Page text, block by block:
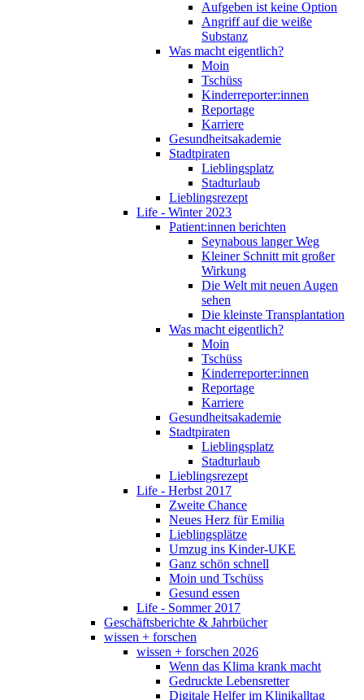
Aufgeben ist keine Option
Angriff auf die weiße
Substanz
Was macht eigentlich?
Moin
Tschüss
Kinderreporter:innen
Reportage
Karriere
Gesundheitsakademie
Stadtpiraten
Lieblingsplatz
Stadturlaub
Lieblingsrezept
Life - Winter 2023
Patient:innen berichten
Seynabous langer Weg
Kleiner Schnitt mit großer
Wirkung
Die Welt mit neuen Augen
sehen
Die kleinste Transplantation
Was macht eigentlich?
Moin
Tschüss
Kinderreporter:innen
Reportage
Karriere
Gesundheitsakademie
Stadtpiraten
Lieblingsplatz
Stadturlaub
Lieblingsrezept
Life - Herbst 2017
Zweite Chance
Neues Herz für Emilia
Lieblingsplätze
Umzug ins Kinder-UKE
Ganz schön schnell
Moin und Tschüss
Gesund essen
Life - Sommer 2017
Geschäftsberichte & Jahrbücher
wissen + forschen
wissen + forschen 2026
Wenn das Klima krank macht
Gedruckte Lebensretter
Digitale Helfer im Klinikalltag